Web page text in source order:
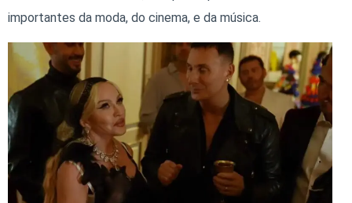
importantes da moda, do cinema, e da música.